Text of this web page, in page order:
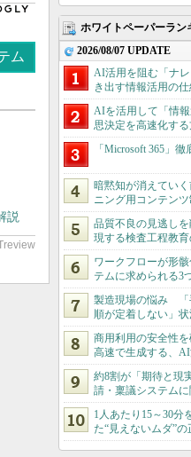
ム
説
ホワイトペーパーラン
2026/08/07 UPDATE
AI活用を阻む「ナレ
き出す情報活用の
AIを活用して「情
思決定を高速化す
「Microsoft 365」徹
暗黙知が消えてい
ニング用コンテン
品質不良の見逃し
現する検査工程教
ワークフローが形
テムに求められる3
製造現場の悩み 「
順が定着しない」
商用利用の安全性
高速で生成する、
約8割が「期待と現
請・稟議システム
1人あたり15～30
た“見えないムダ”